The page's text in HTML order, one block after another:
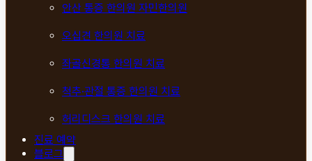
안산 통증 한의원 자민한의원
오십견 한의원 치료
좌골신경통 한의원 치료
척추·관절 통증 한의원 치료
허리디스크 한의원 치료
진료 예약
블로그